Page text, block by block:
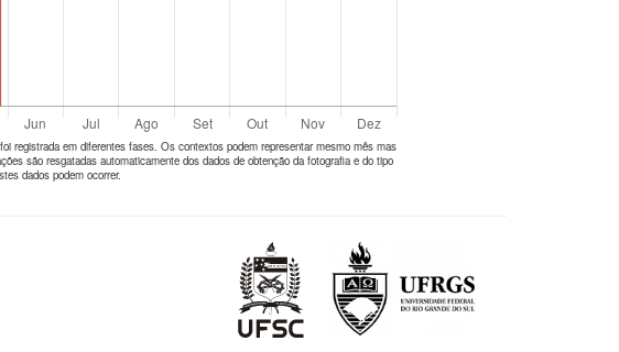
registrada em diferentes fases. Os contextos podem representar mesmo mês mas
são resgatadas automaticamente dos dados de obtenção da fotografia e do tipo
dados podem ocorrer.